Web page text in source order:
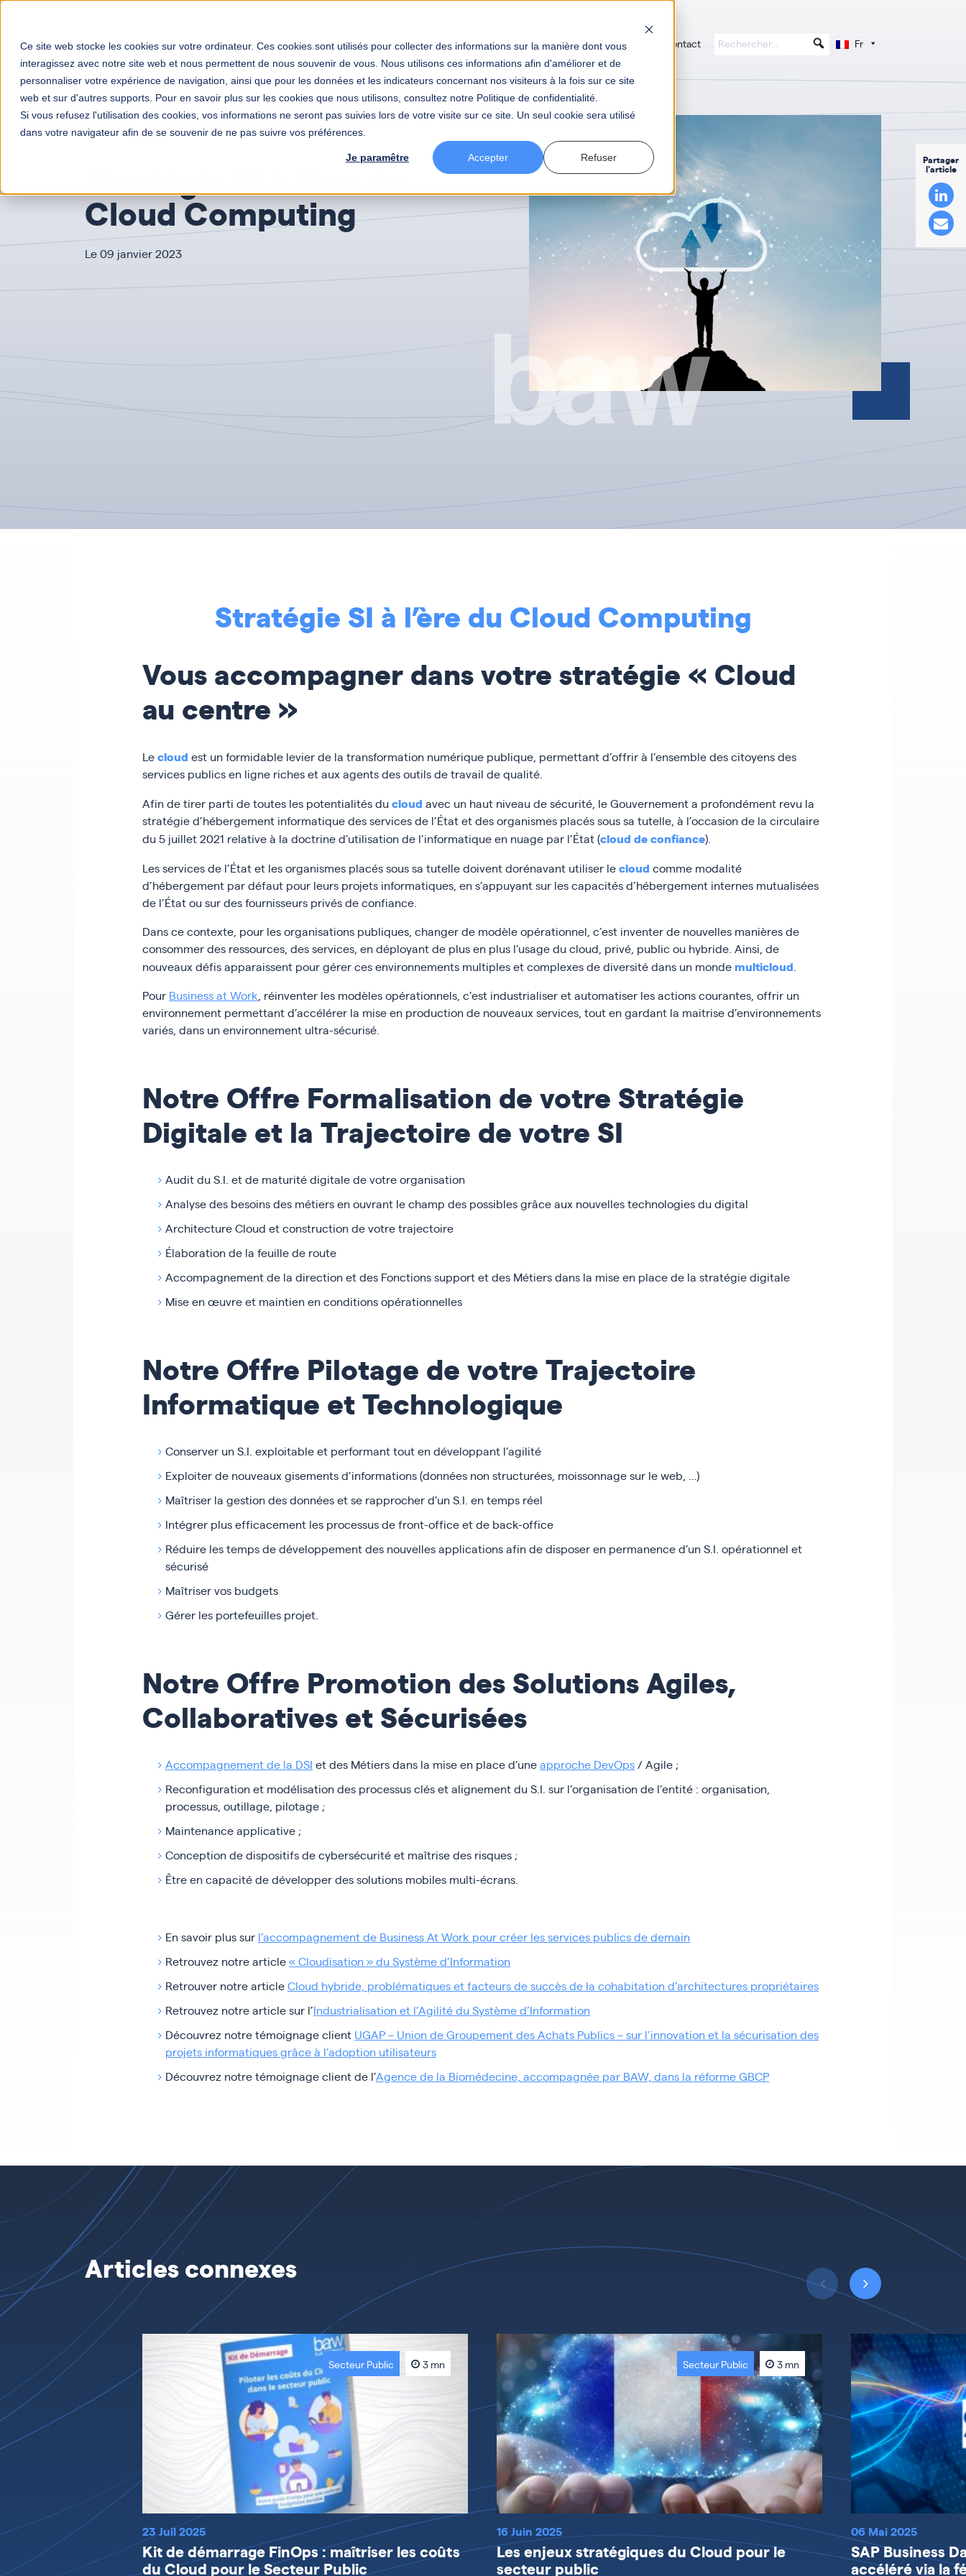
Ce site web stocke les cookies sur votre ordinateur. Ces cookies sont utilisés pour collecter des informations sur la manière dont vous
interagissez avec notre site web et nous permettent de nous souvenir de vous. Nous utilisons ces informations afin d'améliorer et de
personnaliser votre expérience de navigation, ainsi que pour les données et les indicateurs concernant nos visiteurs à la fois sur ce site
web et sur d'autres supports. Pour en savoir plus sur les cookies que nous utilisons, consultez notre Politique de confidentialité.
Si vous refusez l'utilisation des cookies, vos informations ne seront pas suivies lors de votre visite sur ce site. Un seul cookie sera utilisé
dans votre navigateur afin de se souvenir de ne pas suivre vos préférences.
Je paramêtre Accepter Refuser
Solutions Votre métier Votre secteur BAW Votre carrière Actualités Contact Fr
Transformation digitale entreprises Actualités Stratégie SI à l’ère du Cloud Computing
Cloud 5 mn
Cloud Computing
Le 09 janvier 2023
Stratégie SI à l’ère du Cloud Computing
Vous accompagner dans votre stratégie « Cloud
au centre »
Lecloud est un formidable levier de la transformation numérique publique, permettant d’offrir à l’ensemble des citoyens des
services publics en ligne riches et aux agents des outils de travail de qualité.
Afin de tirer parti de toutes les potentialités ducloud avec un haut niveau de sécurité, le Gouvernement a profondément revu la
stratégie d’hébergement informatique des services de l’État et des organismes placés sous sa tutelle, à l’occasion de la circulaire
du 5 juillet 2021 relative à la doctrine d’utilisation de l’informatique en nuage par l’État (cloud de confiance).
Les services de l’État et les organismes placés sous sa tutelle doivent dorénavant utiliser lecloud comme modalité
d’hébergement par défaut pour leurs projets informatiques, en s’appuyant sur les capacités d’hébergement internes mutualisées
de l’État ou sur des fournisseurs privés de confiance.
Dans ce contexte, pour les organisations publiques, changer de modèle opérationnel, c’est inventer de nouvelles manières de
consommer des ressources, des services, en déployant de plus en plus l’usage du cloud, privé, public ou hybride. Ainsi, de
nouveaux défis apparaissent pour gérer ces environnements multiples et complexes de diversité dans un monde multicloud
Pour Business at Work , réinventer les modèles opérationnels, c’est industrialiser et automatiser les actions courantes, offrir un
environnement permettant d’accélérer la mise en production de nouveaux services, tout en gardant la maitrise d’environnements
variés, dans un environnement ultra-sécurisé.
Notre Offre Formalisation de votre Stratégie
Digitale et la Trajectoire de votre SI
Audit du S.I. et de maturité digitale de votre organisation
Analyse des besoins des métiers en ouvrant le champ des possibles grâce aux nouvelles technologies du digital
Architecture Cloud et construction de votre trajectoire
Élaboration de la feuille de route
Accompagnement de la direction et des Fonctions support et des Métiers dans la mise en place de la stratégie digitale
Mise en œuvre et maintien en conditions opérationnelles
Notre Offre Pilotage de votre Trajectoire
Informatique et Technologique
Conserver un S.I. exploitable et performant tout en développant l’agilité
Exploiter de nouveaux gisements d’informations (données non structurées, moissonnage sur le web, …)
Maîtriser la gestion des données et se rapprocher d’un S.I. en temps réel
Intégrer plus efficacement les processus de front-office et de back-office
Réduire les temps de développement des nouvelles applications afin de disposer en permanence d’un S.I. opérationnel et
sécurisé
Maîtriser vos budgets
Gérer les portefeuilles projet.
Notre Offre Promotion des Solutions Agiles,
Collaboratives et Sécurisées
Accompagnement de la DSI et des Métiers dans la mise en place d’uneapproche DevOps/ Agile ;
Reconfiguration et modélisation des processus clés et alignement du S.I. sur l’organisation de l’entité : organisation,
processus, outillage, pilotage ;
Maintenance applicative ;
Conception de dispositifs de cybersécurité et maîtrise des risques ;
Être en capacité de développer des solutions mobiles multi-écrans.
En savoir plus sur l’accompagnement de Business At Work pour créer les services publics de demain
Retrouvez notre article« Cloudisation » du Système d’Information
Retrouver notre articleCloud hybride, problématiques et facteurs de succès de la cohabitation d’architectures propriétaires
Retrouvez notre article sur l’Industrialisation et l’Agilité du Système d’Information
Découvrez notre témoignage client UGAP – Union de Groupement des Achats Publics – sur l’innovation et la sécurisation des
projets informatiques grâce à l’adoption utilisateurs
Découvrez notre témoignage client de l’Agence de la Biomédecine, accompagnée par BAW, dans la réforme GBCP
Articles connexes
Secteur Public 3 mn
23 Juil 2025
Kit de démarrage FinOps : maîtriser les coûts
du Cloud pour le Secteur Public
Secteur Public 3 mn
16 Juin 2025
Les enjeux stratégiques du Cloud pour le
secteur public
06 Mai 2025
SAP Business
accéléré via la
Partager
l'article